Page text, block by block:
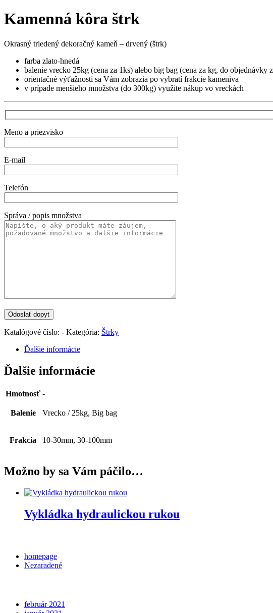
Kamenná kôra štrk
Okrasný triedený dekoračný kameň – drvený (štrk)
farba zlato-hnedá
balenie vrecko 25kg (cena za 1ks) alebo big bag (cena za kg, do objednávky
orientačné výťažnosti sa Vám zobrazia po vybratí frakcie kameniva
v prípade menšieho množstva (do 300kg) využite nákup vo vreckách
Meno a priezvisko
E-mail
Telefón
Správa / popis množstva
Katalógové číslo: - Kategória: Štrky
Ďalšie informácie
Ďalšie informácie
Hmotnosť -
Balenie Vrecko / 25kg, Big bag
Frakcia 10-30mm, 30-100mm
Možno by sa Vám páčilo…
Vykládka hydraulickou rukou
homepage
Nezaradené
február 2021